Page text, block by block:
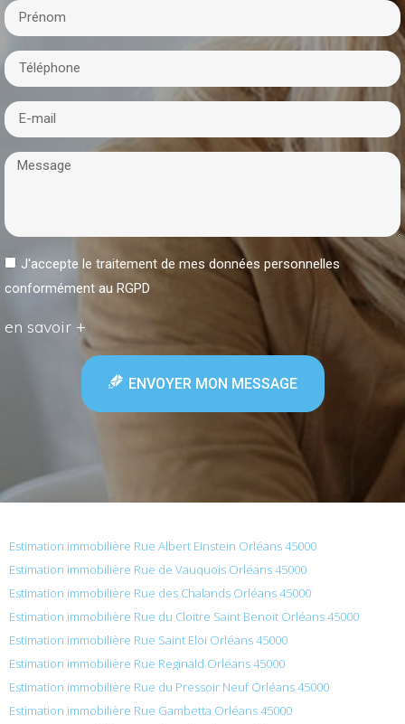
J'accepte le traitement de mes données personnelles
conformément au RGPD
en savoir +
ENVOYER MON MESSAGE
Estimation immobilière Rue Albert Einstein Orléans 45000
Estimation immobilière Rue de Vauquois Orléans 45000
Estimation immobilière Rue des Chalands Orléans 45000
Estimation immobilière Rue du Cloitre Saint Benoit Orléans 45000
Estimation immobilière Rue Saint Eloi Orléans 45000
Estimation immobilière Rue Reginald Orléans 45000
Estimation immobilière Rue du Pressoir Neuf Orléans 45000
Estimation immobilière Rue Gambetta Orléans 45000